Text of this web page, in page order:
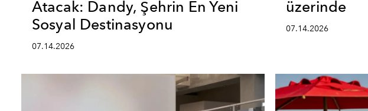
Atacak: Dandy, Şehrin En Yeni
Sosyal Destinasyonu
07.14.2026
üzerinde
07.14.2026